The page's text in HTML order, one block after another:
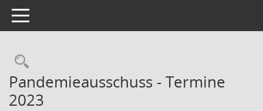
Toggle navigation
Rechercheauswahl
Pandemieausschuss - Termine
2023